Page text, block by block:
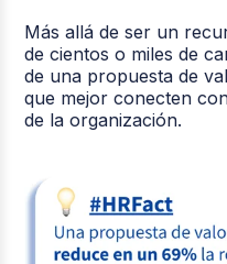
Más allá de ser un
de cientos o miles de
de una propuesta de
que mejor conecten
de la organización.